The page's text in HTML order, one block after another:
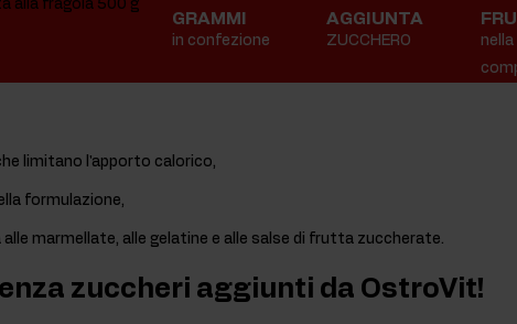
GRAMMI
in confezione
AGGIUNTA
ZUCCHERO
nella
limitano l'apporto calorico,
formulazione,
marmellate, alle gelatine e alle salse di frutta zuccherate.
zuccheri aggiunti da OstroVit!